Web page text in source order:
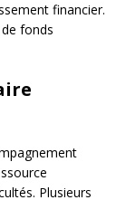
financier.
fonds
Plusieurs